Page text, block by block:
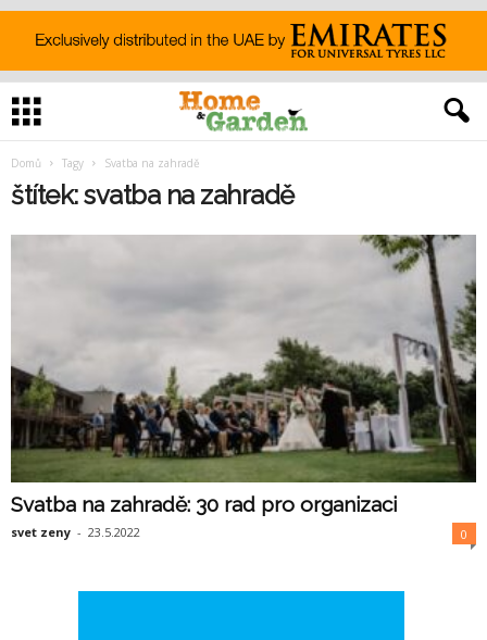
Domů Tagy Svatba na zahradě
štítek: svatba na zahradě
Svatba na zahradě: 30 rad pro organizaci
svet zeny - 23.5.2022 0